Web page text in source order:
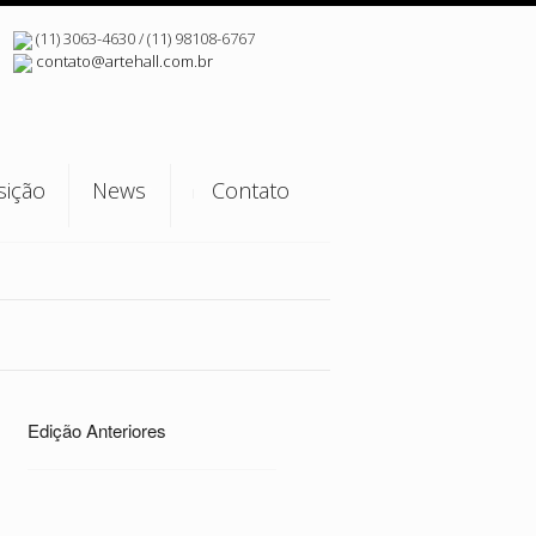
(11) 3063-4630 / (11) 98108-6767
contato@artehall.com.br
News Contato
Edição Anteriores